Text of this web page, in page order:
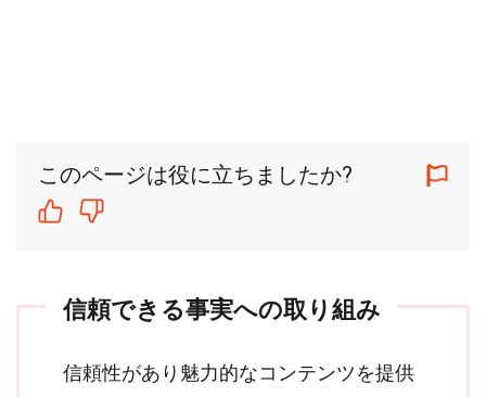
このページは役に立ちましたか?
信頼できる事実への取り組み
信頼性があり魅力的なコンテンツを提供